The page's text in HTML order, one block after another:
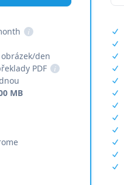
i
den
PDF
i
MB